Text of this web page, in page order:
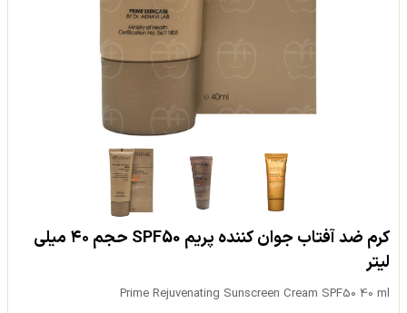
کرم ضد آفتاب جوان کننده پریم SPF50 حجم ۴۰ میلی
لیتر
Prime Rejuvenating Sunscreen Cream SPF50 40 ml